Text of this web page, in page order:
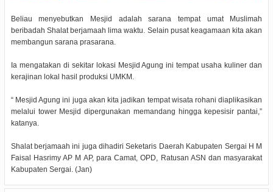
Beliau menyebutkan Mesjid adalah sarana tempat umat Muslimah
beribadah Shalat berjamaah lima waktu. Selain pusat keagamaan kita akan
membangun sarana prasarana.
Ia mengatakan di sekitar lokasi Mesjid Agung ini tempat usaha kuliner dan
kerajinan lokal hasil produksi UMKM.
“ Mesjid Agung ini juga akan kita jadikan tempat wisata rohani diaplikasikan
melalui tower Mesjid dipergunakan memandang hingga kepesisir pantai,”
katanya.
Shalat berjamaah ini juga dihadiri Seketaris Daerah Kabupaten Sergai H M
Faisal Hasrimy AP M AP, para Camat, OPD, Ratusan ASN dan masyarakat
Kabupaten Sergai. (Jan)